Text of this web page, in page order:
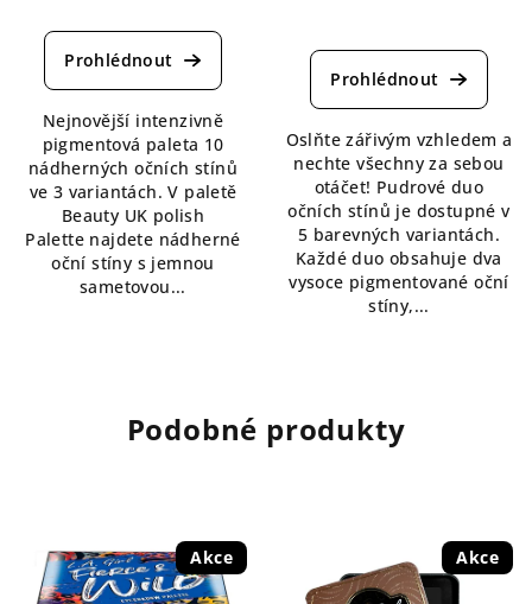
hodnocení
produktu
z
5
hvězdiček.
Nejnovější intenzivně
pigmentová paleta 10
nádherných očních stínů
ve 3 variantách. V paletě
Beauty UK polish
Palette najdete nádherné
oční stíny s jemnou
sametovou...
hodnocení
produktu
z
5
hvězdiček.
Oslňte zářivým vzhledem a
nechte všechny za sebou
otáčet! Pudrové duo
očních stínů je dostupné v
5 barevných variantách.
Každé duo obsahuje dva
vysoce pigmentované oční
stíny,...
Podobné produkty
Akce Akce